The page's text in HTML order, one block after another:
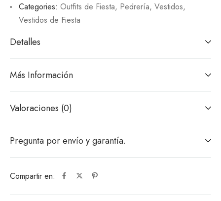
Compartir en:
Categories: Outfits de Fiesta, Pedrería, Vestidos,
Vestidos de Fiesta
Detalles
Más Información
Valoraciones (0)
Pregunta por envío y garantía.